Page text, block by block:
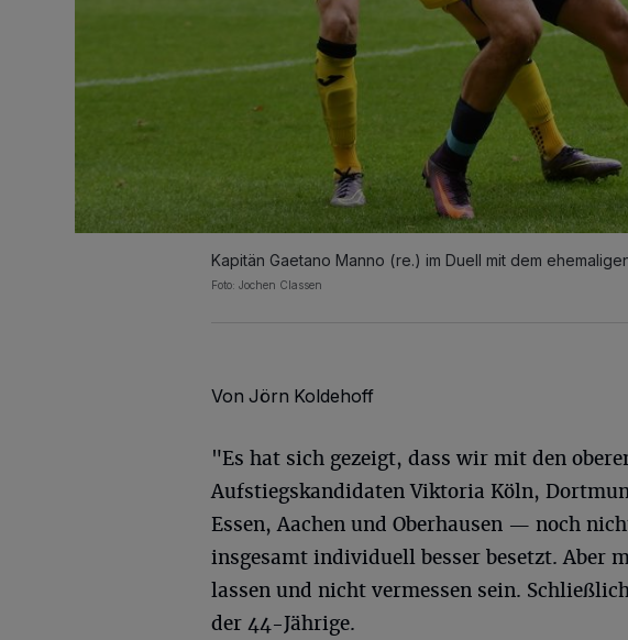
Kapitän Gaetano Manno (re.) im Duell mit dem
Foto: Jochen Classen
Von Jörn Koldehoff
"Es hat sich gezeigt, dass wir mit den
Aufstiegskandidaten Viktoria Köln,
Essen, Aachen und Oberhausen — noch
insgesamt individuell besser besetzt. Aber
lassen und nicht vermessen sein.
der 44-Jährige.